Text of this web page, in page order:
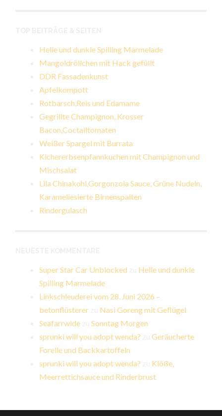
Helle und dunkle Spilling Marmelade
Mangoldröllchen mit Hack gefüllt
DDR Fassadenkunst
Apfelkompott
Rotbarsch,Reis und Edamame
Gegrillte Champignon, Krosser
Bacon,Coctailtomaten
Weißer Spargel mit Burrata
Kichererbsenpfannkuchen mit Champignon und
Mischsalat
Lila Chinakohl,Gorgonzola Sauce, Grüne Nudeln,
Karameliesierte Birnenspalten
Rindergulasch
Super Star Car Unblocked
Helle und dunkle
Spilling Marmelade
Linkschleuderei vom 28. Juni 2026 –
betonflüsterer
Nasi Goreng mit Geflügel
Seafarrwide zuSonntag Morgen
sprunki will you adopt wenda? zuGeräucherte
Forelle und Backkartoffeln
sprunki will you adopt wenda?
Klöße,
Meerrettichsauce und Rinderbrust